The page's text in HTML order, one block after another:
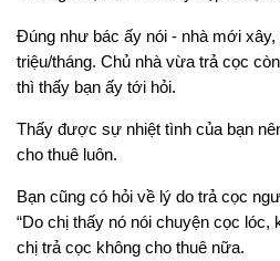
Đúng như bác ấy nói - nhà mới
triệu/tháng. Chủ nhà vừa trả cọc
thì thấy bạn ấy tới hỏi.
Thấy được sự nhiệt tình của bạn
cho thuê luôn.
Bạn cũng có hỏi về lý do trả cọc
“Do chị thấy nó nói chuyện cọc lóc,
chị trả cọc không cho thuê nữa.